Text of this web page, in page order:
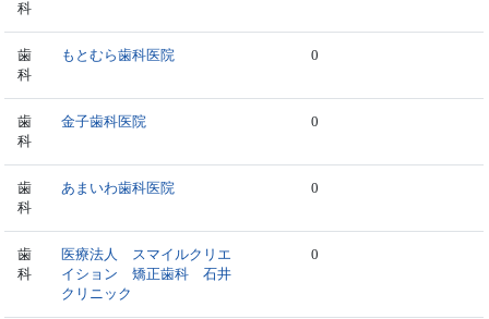
科
歯
科
もとむら歯科医院 0
歯
科
金子歯科医院 0
歯
科
あまいわ歯科医院 0
歯
科
医療法人 スマイルクリエ
イション 矯正歯科 石井
クリニック
0